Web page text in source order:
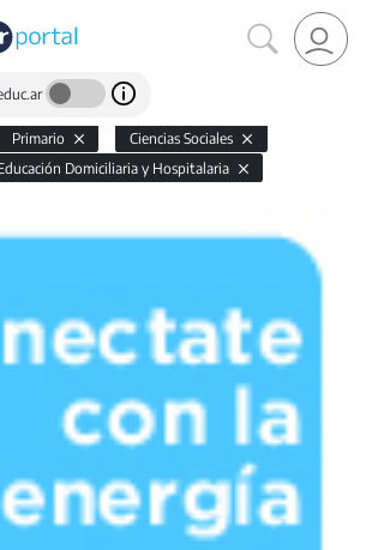
Primario
Ciencias Sociales
Domiciliaria y Hospitalaria